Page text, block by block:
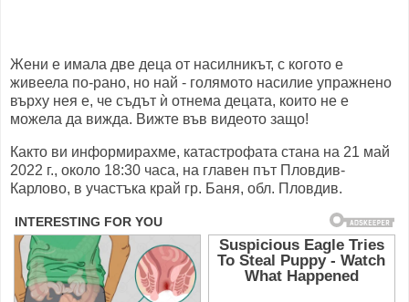
Жени е имала две деца от насилникът, с когото е
живеела по-рано, но най - голямото насилие упражнено
върху нея е, че съдът ѝ отнема децата, които не е
можела да вижда. Вижте във видеото защо!
Както ви информирахме, катастрофата стана на 21 май
2022 г., около 18:30 часа, на главен път Пловдив-
Карлово, в участъка край гр. Баня, обл. Пловдив.